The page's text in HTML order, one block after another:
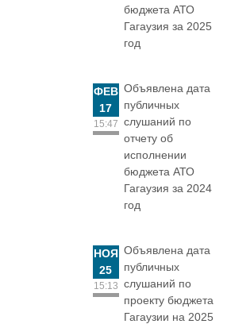
бюджета АТО
Гагаузия за 2025
год
ФЕВ
17
15:47
Объявлена дата
публичных
слушаний по
отчету об
исполнении
бюджета АТО
Гагаузия за 2024
год
НОЯ
25
15:13
Объявлена дата
публичных
слушаний по
проекту бюджета
Гагаузии на 2025